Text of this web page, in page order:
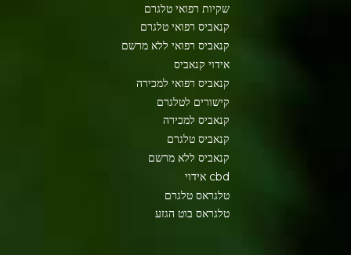
שקיות רפואי טלגרם
קנאביס רפואי טלגרם
קנאביס רפואי ללא מרשם
אידוי קנאביס
קנאביס רפואי למכירה
קישורים לטלגרם
קנאביס למכירה
קנאביס טלגרם
קנאביס ללא מרשם
cbd אידוי
טלגראס טלגרם
טלגראס בוט הגזע